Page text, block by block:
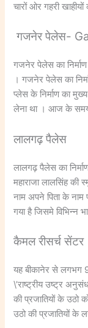
चारों ओर गहरी
गजनेर पेलेस-
गजनेर पेलेस का
। गजनेर पेलेस का
प्लेस के निर्माण का
लेना था । आज के समय
लालगढ़ पैलेस
लालगढ़ पैलेस का
महाराजा लालसिंह की
नाम अपने पिता के नाम
गया है जिसमे विभिन्न
कैमल रीसर्च सेंटर
यह बीकानेर से लगभग
\’राष्‍ट्रीय उष्‍ट्र
की प्रजातियों के उठो
उठो की प्रजातियों